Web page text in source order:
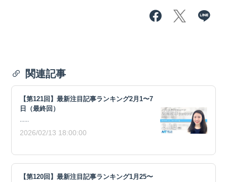
関連記事
【第121回】最新注目記事ランキング2月1〜7
日（最終回）
2026/02/13 18:00:00
【第120回】最新注目記事ランキング1月25〜